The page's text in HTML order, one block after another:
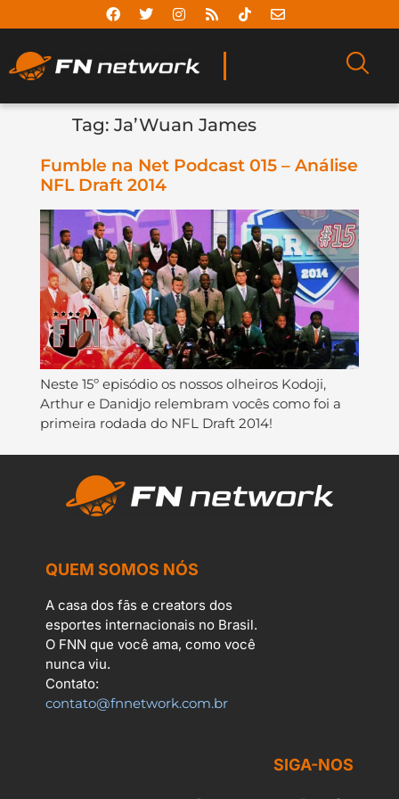
Tag: Ja’Wuan James
Fumble na Net Podcast 015 – Análise
NFL Draft 2014
Neste 15º episódio os nossos olheiros Kodoji,
Arthur e Danidjo relembram vocês como foi a
primeira rodada do NFL Draft 2014!
QUEM SOMOS NÓS
A casa dos fãs e creators dos
esportes internacionais no Brasil.
O FNN que você ama, como você
nunca viu.
Contato:
contato@fnnetwork.com.br
SIGA-NOS